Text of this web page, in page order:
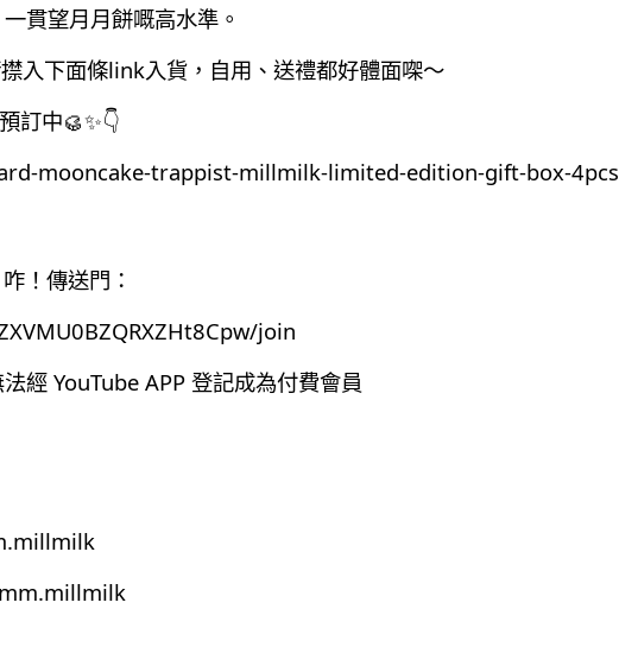
貫望月月餅嘅高水準。
入下面條link入貨，自用、送禮都好體面㗎～
訂中🥮✨👇
mooncake-trappist-millmilk-limited-edition-gift-box-4pcs
！傳送門：
join
經 YouTube APP 登記成為付費會員